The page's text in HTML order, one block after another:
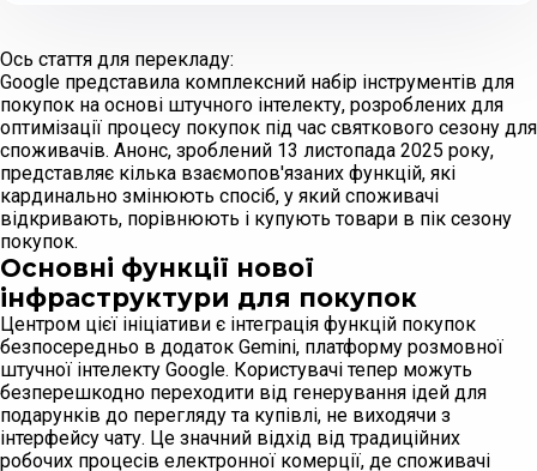
Ось стаття для перекладу:
Google представила комплексний набір інструментів для
покупок на основі штучного інтелекту, розроблених для
оптимізації процесу покупок під час святкового сезону для
споживачів. Анонс, зроблений 13 листопада 2025 року,
представляє кілька взаємопов'язаних функцій, які
кардинально змінюють спосіб, у який споживачі
відкривають, порівнюють і купують товари в пік сезону
покупок.
Основні функції нової
інфраструктури для покупок
Центром цієї ініціативи є інтеграція функцій покупок
безпосередньо в додаток Gemini, платформу розмовної
штучної інтелекту Google. Користувачі тепер можуть
безперешкодно переходити від генерування ідей для
подарунків до перегляду та купівлі, не виходячи з
інтерфейсу чату. Це значний відхід від традиційних
робочих процесів електронної комерції, де споживачі